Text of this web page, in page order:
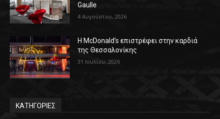
Gaulle
4 Αυγούστου, 2026
Η McDonald’s επιστρέφει στην καρδιά
της Θεσσαλονίκης
31 Ιουλίου, 2026
ΚΑΤΗΓΟΡΙΕΣ